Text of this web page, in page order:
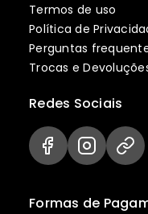
Termos de uso
Política de
Perguntas
Trocas e
Formas de
Redes Sociais